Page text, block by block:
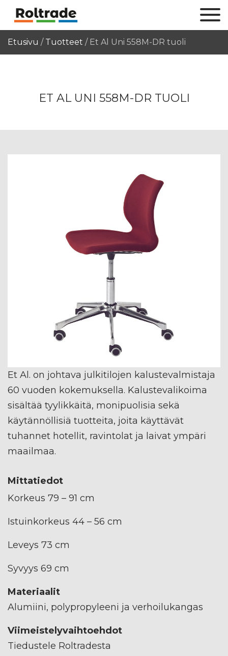
Etusivu / Tuotteet / Et Al Uni 558M-DR tuoli
ET AL UNI 558M-DR TUOLI
Et Al. on johtava julkitilojen kalustevalmistaja
60 vuoden kokemuksella. Kalustevalikoima
sisältää tyylikkäitä, monipuolisia sekä
käytännöllisiä tuotteita, joita käyttävät
tuhannet hotellit, ravintolat ja laivat ympäri
maailmaa.
Mittatiedot
Korkeus 79 – 91 cm
Istuinkorkeus 44 – 56 cm
Leveys 73 cm
Syvyys 69 cm
Materiaalit
Alumiini, polypropyleeni ja verhoilukangas
Viimeistelyvaihtoehdot
Tiedustele Roltradesta